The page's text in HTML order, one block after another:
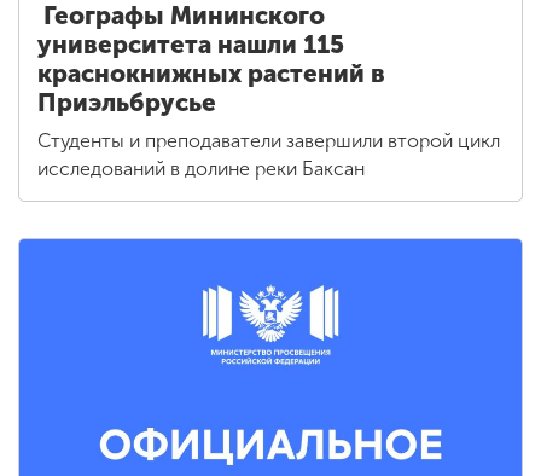
Географы Мининского
университета нашли 115
краснокнижных растений в
Приэльбрусье
Студенты и преподаватели завершили второй цикл
исследований в долине реки Баксан